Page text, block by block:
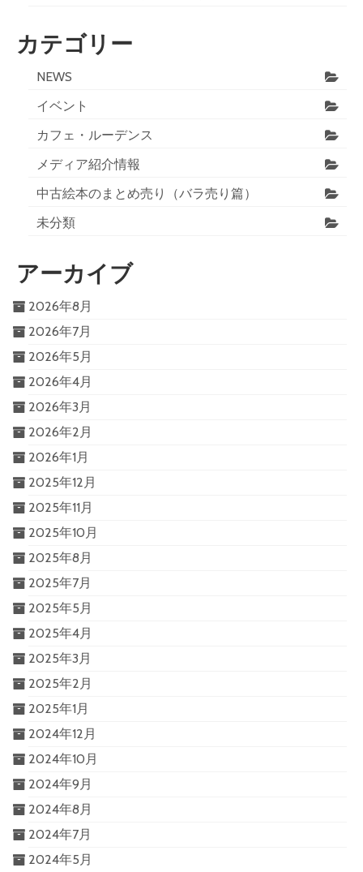
カテゴリー
NEWS
イベント
カフェ・ルーデンス
メディア紹介情報
中古絵本のまとめ売り（バラ売り篇）
未分類
アーカイブ
2026年8月
2026年7月
2026年5月
2026年4月
2026年3月
2026年2月
2026年1月
2025年12月
2025年11月
2025年10月
2025年8月
2025年7月
2025年5月
2025年4月
2025年3月
2025年2月
2025年1月
2024年12月
2024年10月
2024年9月
2024年8月
2024年7月
2024年5月